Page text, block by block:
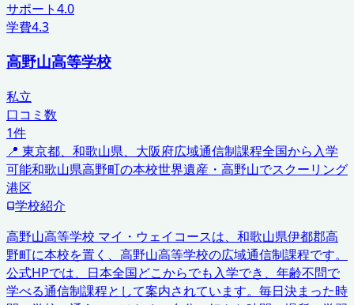
サポート4.0
学費4.3
高野山高等学校
私立
口コミ数
1件
📍 東京都、和歌山県、大阪府広域通信制課程全国から入学
可能和歌山県高野町の本校世界遺産・高野山でスクーリング
港区
学校紹介
高野山高等学校 マイ・ウェイコースは、和歌山県伊都郡高
野町に本校を置く、高野山高等学校の広域通信制課程です。
公式HPでは、日本全国どこからでも入学でき、年齢不問で
学べる通信制課程として案内されています。毎日決まった時